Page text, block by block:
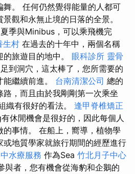
。 任何仍然覺得能量的人都可
觀和永無止境的日落的全景。
季與Minibus，可以乘飛機完
生村 在過去的十年中，兩個名稱
旅遊目的地中。 眼科診所 靈骨
到洞穴，這太棒了，您所需要的
繼續前進。 台南清潔公司 總的
，而且由於我剛剛第一次乘坐
織有很好的看法。 逢甲脊椎矯正
休閒機會是很好的，因此每個人
事情。 在船上，嚮導，植物學
地質學家就旅行期間的經歷進行
水療服務 作為Sea 竹北月子中心
與者，您有機會從海豹和企鵝的